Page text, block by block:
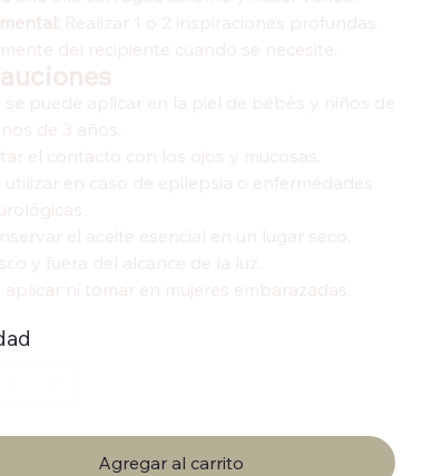
Realizar 1 o 2 inspiraciones profundas
del recipiente cuando se necesite.
se puede aplicar en la piel de bebés y niños de
de 3 años.
el contacto con los ojos y mucosas.
utilizar en caso de epilepsia o enfermedades
el aceite esencial en un lugar seco,
y fuera del alcance de la luz.
aplicar ni tomar en mujeres embarazadas.
Agregar al carrito